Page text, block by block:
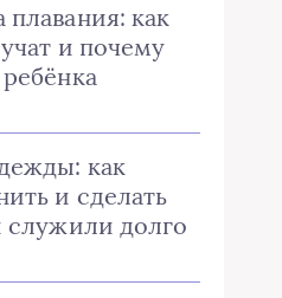
плавания: как
и почему
как
и сделать
служили долго